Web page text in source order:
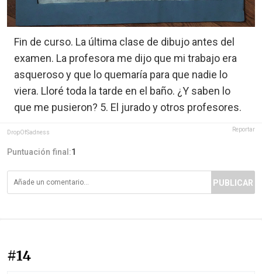
Fin de curso. La última clase de dibujo antes del
examen. La profesora me dijo que mi trabajo era
asqueroso y que lo quemaría para que nadie lo
viera. Lloré toda la tarde en el baño. ¿Y saben lo
que me pusieron? 5. El jurado y otros profesores.
DropOfSadness Reportar
Puntuación final:1
PUBLICAR
#14